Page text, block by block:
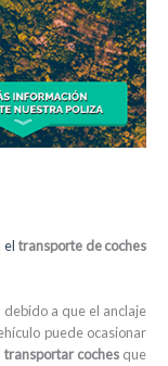
el transporte de coches
debido a que el anclaje
puede ocasionar
transportar coches que